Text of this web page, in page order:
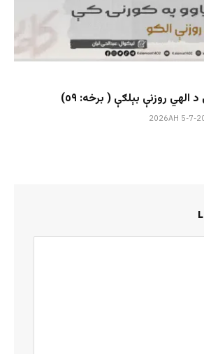
الهي روزنې بېلګې ( برخه: ٥٩)